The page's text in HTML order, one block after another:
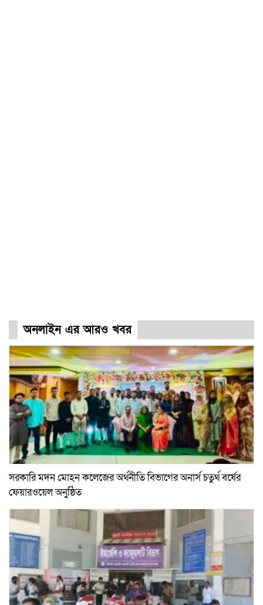
অনলাইন এর আরও খবর
সরকারি মদন মোহন কলেজের অর্থনীতি বিভাগের অনার্স চতুর্থ বর্ষের
ফেয়ারওয়েল অনুষ্ঠিত